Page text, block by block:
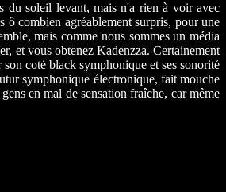
du soleil levant, mais n'a rien à voir avec
combien agréablement surpris, pour une
mais comme nous sommes un média
et vous obtenez Kadenzza. Certainement
coté black symphonique et ses sonorité
symphonique électronique, fait mouche
en mal de sensation fraîche, car même